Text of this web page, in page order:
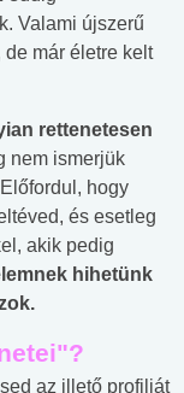
Valami újszerű
már életre kelt
rettenetesen
nem ismerjük
hogy
és esetleg
akik pedig
hihetünk
az illető profilját